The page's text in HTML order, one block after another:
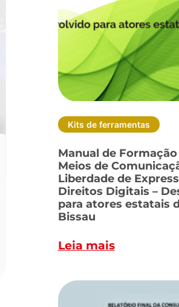
Kits de ferramentas
Manual de
Meios de
Liberdade de
Direitos Digitais –
para atores estatais
Bissau
Leia mais